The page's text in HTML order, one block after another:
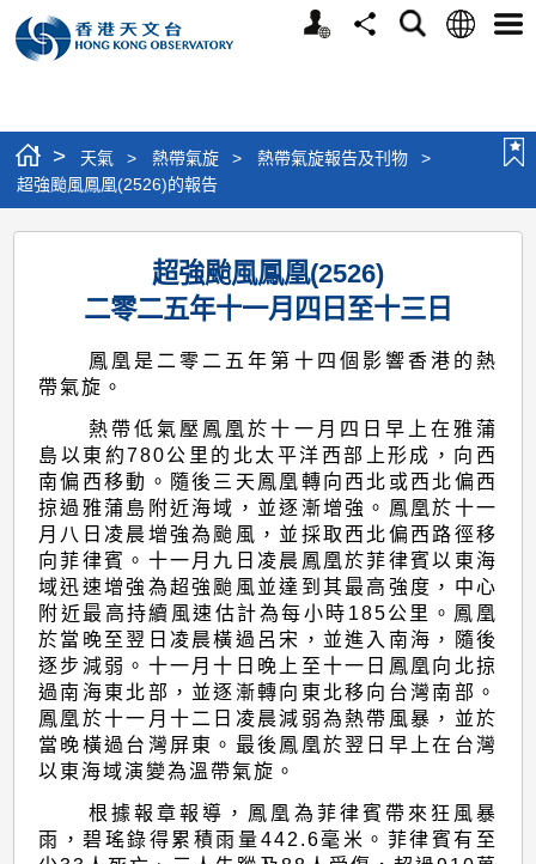
個
分
搜
語
選
> 天氣 > 熱帶氣旋 > 熱帶氣旋報告及刊物
>
超強颱風鳳凰(2526)的報告
超
鳳
(2526)
的
報
告
超強颱風鳳凰(2526)
二零二五年十一月四日至十三日
鳳凰是二零二五年第十四個影響香港的熱
帶氣旋。
熱帶低氣壓鳳凰於十一月四日早上在雅蒲
島以東約780公里的北太平洋西部上形成，向西
南偏西移動。隨後三天鳳凰轉向西北或西北偏西
掠過雅蒲島附近海域，並逐漸增強。鳳凰於十一
月八日凌晨增強為颱風，並採取西北偏西路徑移
向菲律賓。十一月九日凌晨鳳凰於菲律賓以東海
域迅速增強為超強颱風並達到其最高強度，中心
附近最高持續風速估計為每小時185公里。鳳凰
於當晚至翌日凌晨橫過呂宋，並進入南海，隨後
逐步減弱。十一月十日晚上至十一日鳳凰向北掠
過南海東北部，並逐漸轉向東北移向台灣南部。
鳳凰於十一月十二日凌晨減弱為熱帶風暴，並於
當晚橫過台灣屏東。最後鳳凰於翌日早上在台灣
以東海域演變為溫帶氣旋。
根據報章報導，鳳凰為菲律賓帶來狂風暴
雨，碧瑤錄得累積雨量442.6毫米。菲律賓有至